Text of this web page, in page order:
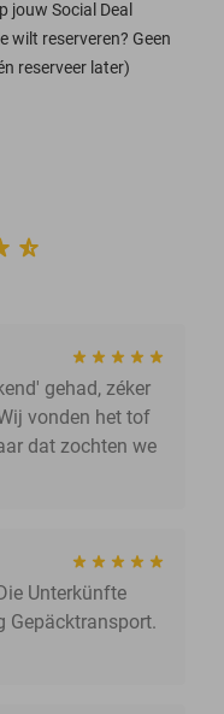
jouw Social Deal
wilt reserveren? Geen
reserveer later)
gehad, zéker
vonden het tof
dat zochten we
Unterkünfte
Gepäcktransport.